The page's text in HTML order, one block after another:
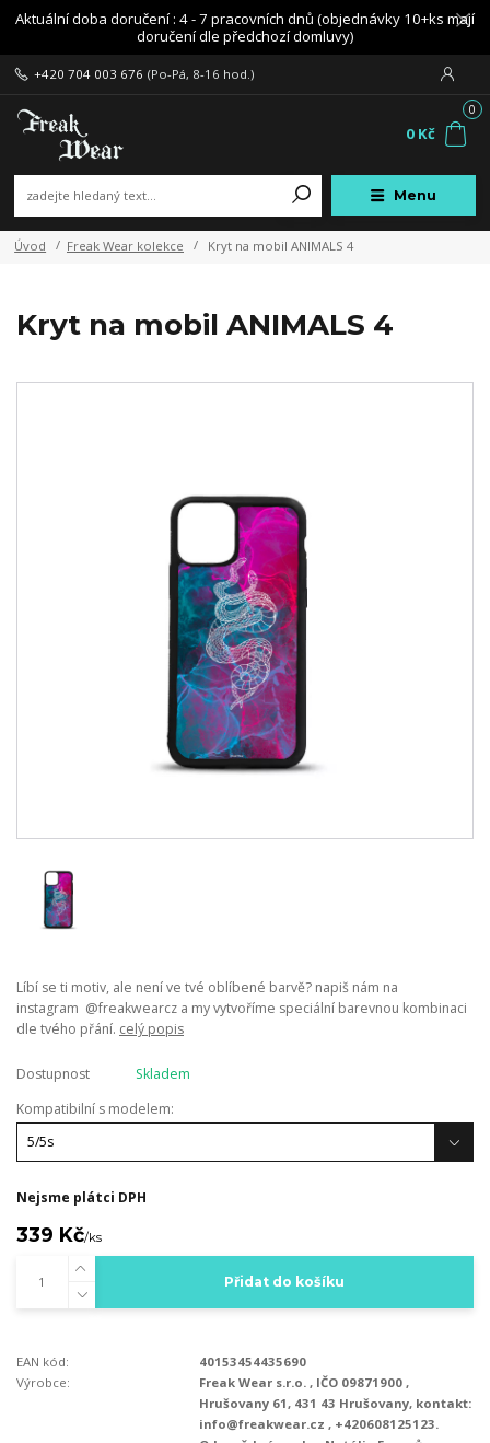
Aktuální doba doručení : 4 - 7 pracovních dnů (objednávky 10+ks mají
doručení dle předchozí domluvy)
Menu
+420 704 003 676 (Po-Pá, 8-16 hod.)
0
0 Kč
Úvod Freak Wear kolekce Kryt na mobil ANIMALS 4
Kryt na mobil ANIMALS 4
Líbí se ti motiv, ale není ve tvé oblíbené barvě? napiš nám na
instagram @freakwearcz a my vytvoříme speciální barevnou kombinaci
dle tvého přání. celý popis
Dostupnost
Skladem
Kompatibilní s modelem:
Nejsme plátci DPH
339 Kč/ks
Přidat do košíku
EAN kód:
40153454435690
Výrobce:
Freak Wear s.r.o. , IČO 09871900 ,
Hrušovany 61, 431 43 Hrušovany, kontakt:
info@freakwear.cz , +420608125123.